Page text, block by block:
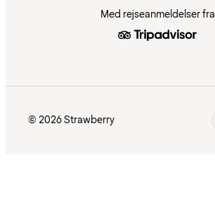
Med rejseanmeldelser fra
© 2026 Strawberry